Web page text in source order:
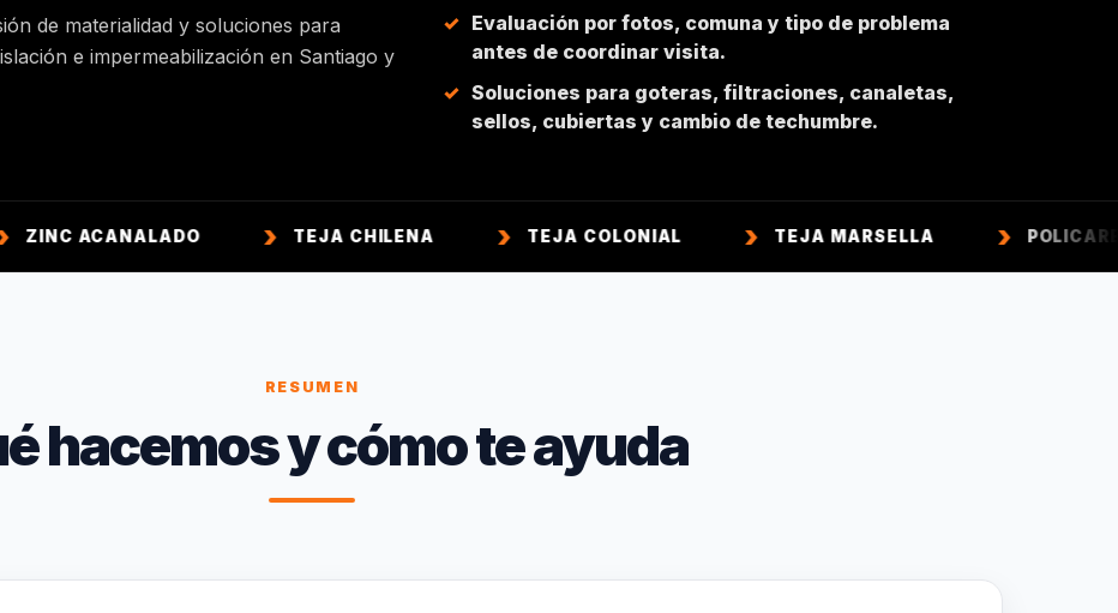
de materialidad y soluciones para
e impermeabilización en Santiago y
Evaluación por fotos, comuna y tipo de problema
antes de coordinar visita.
Soluciones para goteras, filtraciones, canaletas,
sellos, cubiertas y cambio de techumbre.
TEJA CHILENA TEJA COLONIAL TEJA MARSELLA POLICARBONATO
RESUMEN
hacemos y cómo te ayuda